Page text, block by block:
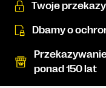
Twoje
Dbamy o
ponad 150 lat